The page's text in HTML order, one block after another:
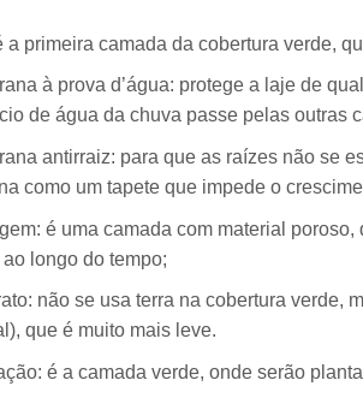
a primeira camada da cobertura verde,
à prova d’água: protege a laje de
de água da chuva passe pelas outras
antirraiz: para que as raízes não se
como um tapete que impede o
é uma camada com material
longo do tempo;
não se usa terra na cobertura verde,
que é muito mais leve.
é a camada verde, onde serão